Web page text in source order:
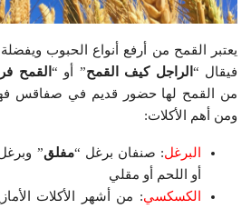
يعتبر القمح من أرفع أنواع الحبوب
فيقال “ الراجل كيف القمح” أو “ القمح
من القمح لها حضور قديم في صفاقس
ومن أهم الأكلات:
البرغل: صنفان برغل “مفلق”
أو اللحم أو مقلي
الكسكسي: من أشهر الأكلات